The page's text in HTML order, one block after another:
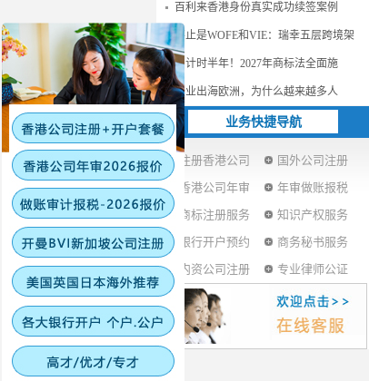
百利来香港身份真实成功续签案例
不止是WOFE和VIE：瑞幸五层跨境架
倒计时半年！2027年商标法全面施
企业出海欧洲，为什么越来越多人
业务快捷导航
注册香港公司
国外公司注册
香港公司年审
年审做账报税
商标注册服务
知识产权服务
银行开户预约
商务秘书服务
内资公司注册
专业律师公证